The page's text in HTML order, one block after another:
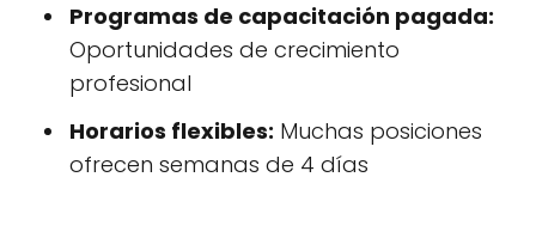
Programas de capacitación pagada:
Oportunidades de crecimiento
profesional
Horarios flexibles: Muchas posiciones
ofrecen semanas de 4 días